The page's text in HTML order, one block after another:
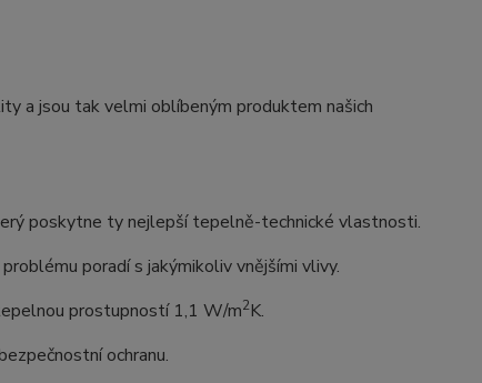
a jsou tak velmi oblíbeným produktem našich
poskytne ty nejlepší tepelně-technické vlastnosti.
poradí s jakýmikoliv vnějšími vlivy.
prostupností 1,1 W/m2K.
ochranu.